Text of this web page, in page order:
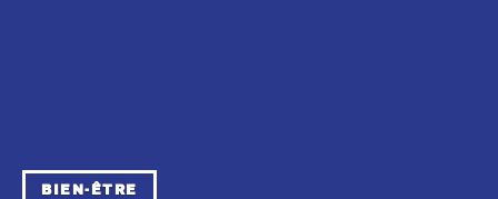
BIEN-ÊTRE